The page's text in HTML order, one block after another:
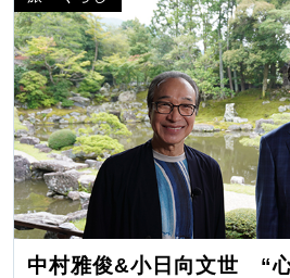
中村雅俊&小日向文世 “